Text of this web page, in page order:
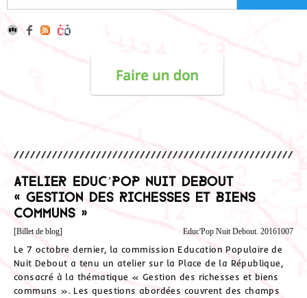
Atelier Educ’Pop Nuit Debout
« Gestion des richesses et biens
communs »
[Billet de blog] Educ'Pop Nuit Debout. 20161007
Le 7 octobre dernier, la commission Education Populaire de
Nuit Debout a tenu un atelier sur la Place de la République,
consacré à la thématique « Gestion des richesses et biens
communs ». Les questions abordées couvrent des champs